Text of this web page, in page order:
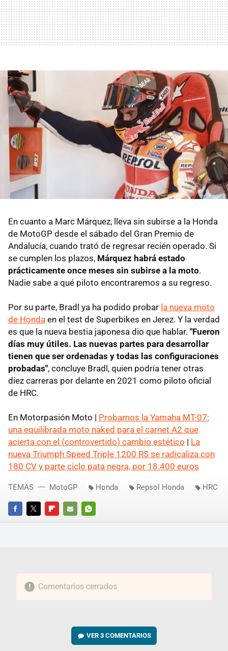
En cuanto a Marc Márquez, lleva sin subirse a la Honda
de MotoGP desde el sábado del Gran Premio de
Andalucía, cuando trató de regresar recién operado. Si
se cumplen los plazos, Márquez habrá estado
prácticamente once meses sin subirse a la moto.
Nadie sabe a qué piloto encontraremos a su regreso.
Por su parte, Bradl ya ha podido probar la nueva moto
de Honda en el test de Superbikes en Jerez. Y la verdad
es que la nueva bestia japonesa dio que hablar. "Fueron
días muy útiles. Las nuevas partes para desarrollar
tienen que ser ordenadas y todas las configuraciones
probadas", concluye Bradl, quien podría tener otras
diez carreras por delante en 2021 como piloto oficial
de HRC.
En Motorpasión Moto | Probamos la Yamaha MT-07:
una equilibrada moto naked para el carnet A2 que
acierta con el (controvertido) cambio estético | La
nueva Triumph Speed Triple 1200 RS se radicaliza con
180 CV y parte ciclo pata negra, por 18.400 euros
FACEBOOKTWITTERFLIPBOARD
E-
WHATSAPP
TEMAS MotoGP Honda Repsol Honda HRC
Comentarios cerrados
VER3 COMENTARIOS